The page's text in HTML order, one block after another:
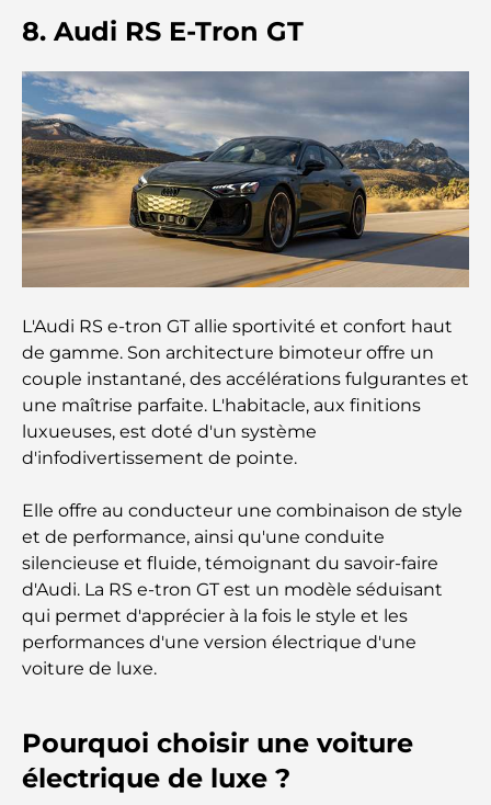
célèbres de Dubaï
Les 10 pays les plus riches du monde
Activités à faire avec des enfants à Dubaï : un
guide complet pour les familles
Les meilleurs complexes hôteliers balnéaires de
Lieux romantiques à Dubaï pour des moments
inoubliables
Les meilleures options de séjour à Dubaï : Hôtels
et complexes hôteliers de premier plan
Meilleurs restaurants pour un déjeuner d'affaires
au DIFC
Les marques de vêtements les plus chères au
monde
Comment choisir un conseiller financier à Dubaï ?
8. Audi RS E-Tron GT
L'Audi RS e-tron GT allie sportivité et confort haut
de gamme. Son architecture bimoteur offre un
couple instantané, des accélérations fulgurantes et
une maîtrise parfaite. L'habitacle, aux finitions
luxueuses, est doté d'un système
d'infodivertissement de pointe.
Elle offre au conducteur une combinaison de style
et de performance, ainsi qu'une conduite
silencieuse et fluide, témoignant du savoir-faire
d'Audi. La RS e-tron GT est un modèle séduisant
qui permet d'apprécier à la fois le style et les
performances d'une version électrique d'une
voiture de luxe.
Pourquoi choisir une voiture
électrique de luxe ?